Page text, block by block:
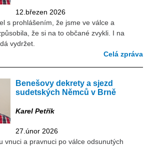
12.březen 2026
s prohlášením, že jsme ve válce a
že si na to občané zvykli. I na
vydržet.
Celá zpráva
Benešovy dekrety a sjezd
sudetských Němců v Brně
Karel Petřík
27.únor 2026
vnuci a pravnuci po válce odsunutých